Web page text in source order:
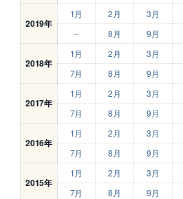
2019年
1月 2月 3月
–
8月 9月
2018年
1月 2月 3月
7月
8月 9月
2017年
1月 2月 3月
7月
8月 9月
2016年
1月 2月 3月
7月
8月 9月
2015年
1月 2月 3月
7月
8月 9月